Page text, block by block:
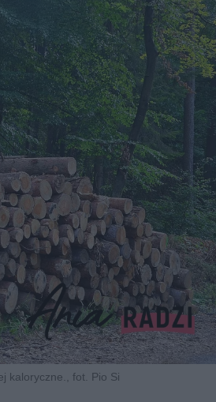
kaloryczne., fot. Pio Si